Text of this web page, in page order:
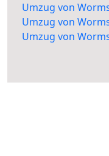
Umzug von
Umzug von
Umzug von